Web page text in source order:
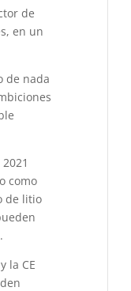
de
en un
de nada
como
de litio
la CE